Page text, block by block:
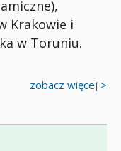
Krakowie i
w Toruniu.
zobacz więcej >